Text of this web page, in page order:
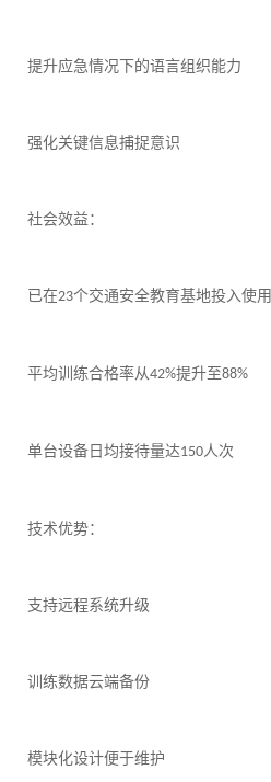
提升应急情况下的语言组织能力
强化关键信息捕捉意识
社会效益：
已在23个交通安全教育基地投入使用
平均训练合格率从42%提升至88%
单台设备日均接待量达150人次
技术优势：
支持远程系统升级
训练数据云端备份
模块化设计便于维护